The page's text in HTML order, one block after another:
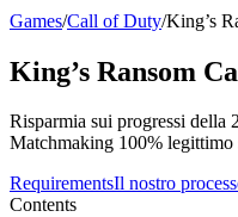
Games/Call of Duty/King’s
King’s Ransom
Risparmia sui progressi della
Matchmaking 100% legittimo
RequirementsIl nostro
Contents